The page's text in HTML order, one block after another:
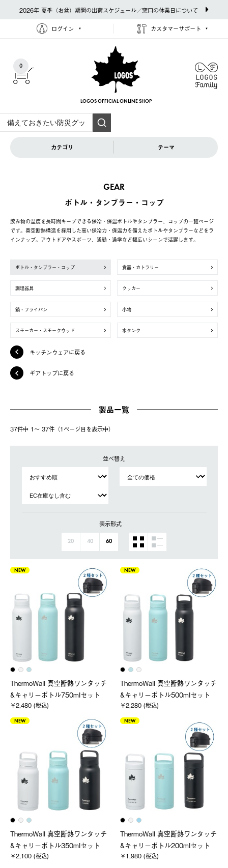
2026年 夏季（お盆）期間の出荷スケジュール／窓口の休業日について
ログイン カスタマーサポート
0
LOGOS OFFICIAL ONLINE SHOP
カテゴリ テーマ
GEAR
ボトル・タンブラー・コップ
飲み物の温度を長時間キープできる保冷・保温ボトルやタンブラー、コップの一覧ページ
です。真空断熱構造を採用した高い保冷力・保温力を備えたボトルやタンブラーなどをラ
インナップ。アウトドアやスポーツ、通勤・通学など幅広いシーンで活躍します。
ボトル・タンブラー・コップ 食器・カトラリー
調理器具 クッカー
鍋・フライパン 小物
スモーカー・スモークウッド 水タンク
キッチンウェアに戻る
ギアトップに戻る
製品一覧
37件中 1〜 37件（1ページ⽬を表⽰中）
並べ替え
表示形式
20 40 60
NEW
ThermoWall 真空断熱ワンタッチ
&キャリーボトル750mlセット
￥2,480 (税込)
NEW
ThermoWall 真空断熱ワンタッチ
&キャリーボトル500mlセット
￥2,280 (税込)
NEW
ThermoWall 真空断熱ワンタッチ
&キャリーボトル350mlセット
￥2,100 (税込)
NEW
ThermoWall 真空断熱ワンタッチ
&キャリーボトル200mlセット
￥1,980 (税込)